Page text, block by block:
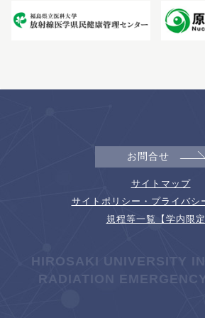
お問合せ
サイトマップ
サイトポリシー・プライバシ
規程等一覧【学内限定
HIROSAKI UNIVERSITY
RADIATION